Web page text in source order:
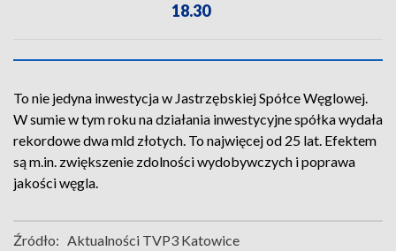
18.30
To nie jedyna inwestycja w Jastrzębskiej Spółce Węglowej.
W sumie w tym roku na działania inwestycyjne spółka wydała
rekordowe dwa mld złotych. To najwięcej od 25 lat. Efektem
są m.in. zwiększenie zdolności wydobywczych i poprawa
jakości węgla.
Źródło: Aktualności TVP3 Katowice